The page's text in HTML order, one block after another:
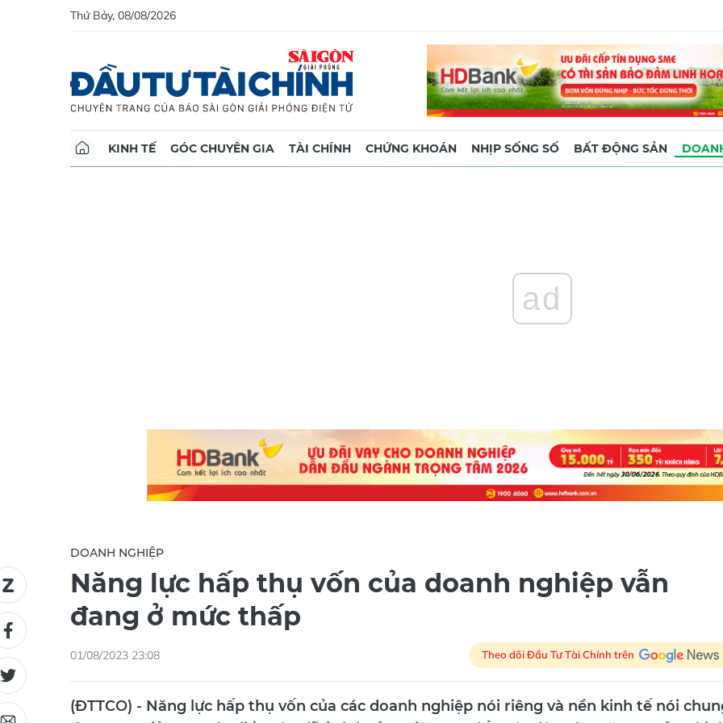
Thứ Bảy, 08/08/2026
KINH TẾ GÓC CHUYÊN GIA TÀI CHÍNH CHỨNG KHOÁN NHỊP SỐNG SỐ BẤT ĐỘNG SẢN
ad
DOANH NGHIỆP
Năng lực hấp thụ vốn của doanh nghiệp vẫn
đang ở mức thấp
01/08/2023 23:08 Theo dõi Đầu Tư Tài Chính trên
(ĐTTCO) - Năng lực hấp thụ vốn của các doanh nghiệp nói riêng và nền kinh tế nói